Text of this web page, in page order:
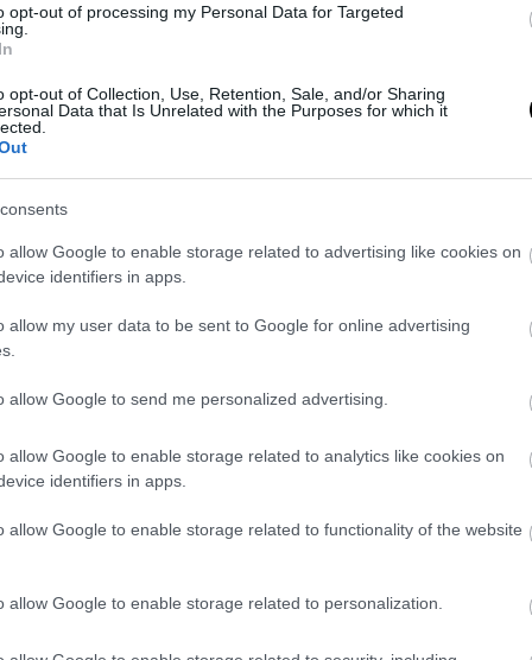
opt-out of processing my Personal Data for Targeted
opt-out of Collection, Use, Retention, Sale, and/or Sharing
Data that Is Unrelated with the Purposes for which it
allow Google to enable storage related to advertising like cookies on
identifiers in apps.
allow my user data to be sent to Google for online advertising
allow Google to send me personalized advertising.
allow Google to enable storage related to analytics like cookies on
identifiers in apps.
allow Google to enable storage related to functionality of the website
allow Google to enable storage related to personalization.
Κύπρο – Ποιοι κάνουν κουμάντο
με την CPT
10.12.2025 | 17:21